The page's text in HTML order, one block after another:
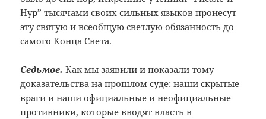
Нур” тысячами своих сильных языков пронесут
эту святую и всеобщую светлую обязанность до
самого Конца Света.
Седьмое. Как мы заявили и показали тому
доказательства на прошлом суде: наши скрытые
враги и наши официальные и неофициальные
противники, которые вводят власть в